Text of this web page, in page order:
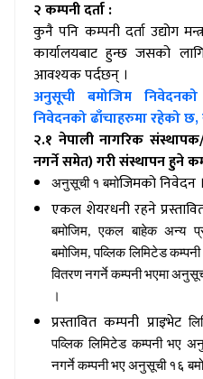
२ कम्पनी दर्ता :
कुनै पनि कम्पनी दर्ता उद्योग
कार्यालयबाट हुन्छ जसको
आवश्यक पर्दछन् ।
अनुसूची बमोजिम
निवेदनको ढाँचाहरुमा रहेको छ,
२.१ नेपाली नागरिक
नगर्ने समेत) गरी संस्थापन हुने
अनुसूची १ बमोजिमको निवेदन ।
एकल शेयरधनी रहने
बमोजिम, एकल बाहेक अन्य
बमोजिम, पव्लिक लिमिटेड
वितरण नगर्ने कम्पनी भएमा
।
प्रस्तावित कम्पनी प्राइभेट
पव्लिक लिमिटेड कम्पनी भए
नगर्ने कम्पनी भए अनुसूची १६